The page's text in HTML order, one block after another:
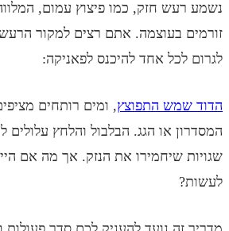
חזק, כמו פיצוץ עמום, המלווה מיד
בעוצמה. אתם רצים למקור הרעש
אחד להיכנס לפאניקה:
התפוצץ , ומים רותחים מציפים את
או הגג. הבלבול והלחץ עלולים להוביל
שיחמירו את הנזק. אך מה אם הייתם